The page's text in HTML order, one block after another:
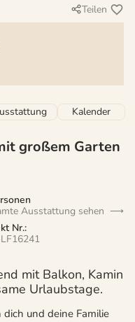
Teilen
Kalender
großem Garten
Ausstattung sehen
Nr.:
mit Balkon, Kamin
Urlaubstage.
und deine Familie